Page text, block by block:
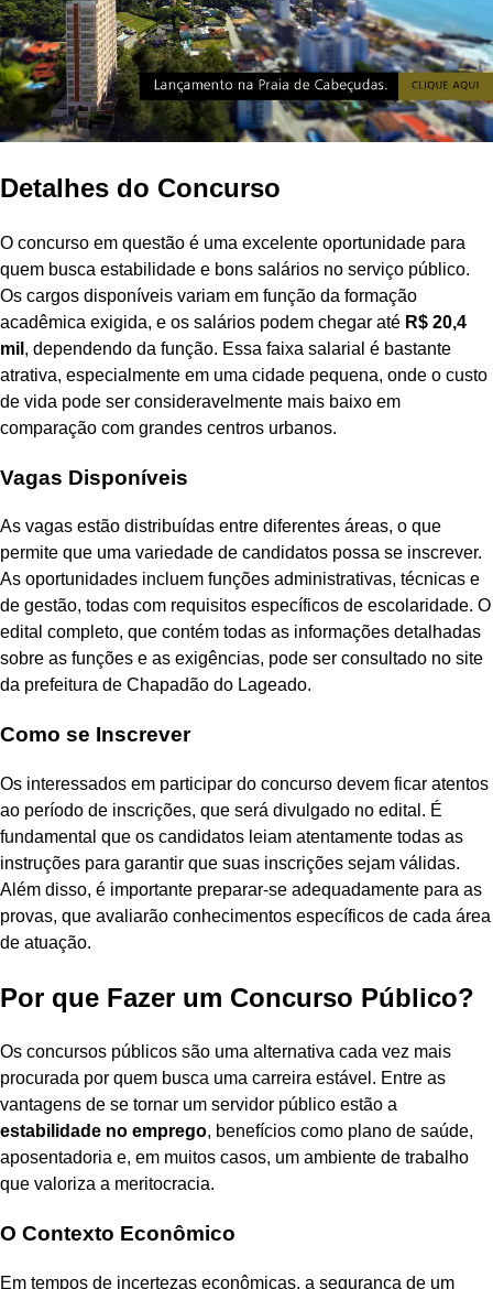
Detalhes do Concurso
O concurso em questão é uma excelente oportunidade para
quem busca estabilidade e bons salários no serviço público.
Os cargos disponíveis variam em função da formação
acadêmica exigida, e os salários podem chegar até R$ 20,4
mil , dependendo da função. Essa faixa salarial é bastante
atrativa, especialmente em uma cidade pequena, onde o custo
de vida pode ser consideravelmente mais baixo em
comparação com grandes centros urbanos.
Vagas Disponíveis
As vagas estão distribuídas entre diferentes áreas, o que
permite que uma variedade de candidatos possa se inscrever.
As oportunidades incluem funções administrativas, técnicas e
de gestão, todas com requisitos específicos de escolaridade. O
edital completo, que contém todas as informações detalhadas
sobre as funções e as exigências, pode ser consultado no site
da prefeitura de Chapadão do Lageado.
Como se Inscrever
Os interessados em participar do concurso devem ficar atentos
ao período de inscrições, que será divulgado no edital. É
fundamental que os candidatos leiam atentamente todas as
instruções para garantir que suas inscrições sejam válidas.
Além disso, é importante preparar-se adequadamente para as
provas, que avaliarão conhecimentos específicos de cada área
de atuação.
Por que Fazer um Concurso Público?
Os concursos públicos são uma alternativa cada vez mais
procurada por quem busca uma carreira estável. Entre as
vantagens de se tornar um servidor público estão a
estabilidade no emprego, benefícios como plano de saúde,
aposentadoria e, em muitos casos, um ambiente de trabalho
que valoriza a meritocracia.
O Contexto Econômico
Em tempos de incertezas econômicas, a segurança de um